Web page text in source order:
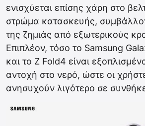
ενισχύεται επίσης χάρη στο
στρώμα κατασκευής,
της ζημιάς από εξωτερικούς
Επιπλέον, τόσο το Samsung
και το Z Fold4 είναι
αντοχή στο νερό, ώστε οι
ανησυχούν λιγότερο σε